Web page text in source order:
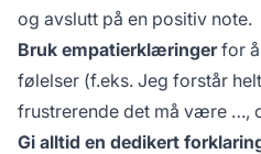
og avslutt på en positiv note.
Bruk empatierklæringerfor å
følelser (f.eks. Jeg forstår
frustrerende det må være …,
Gi alltid en dedikert